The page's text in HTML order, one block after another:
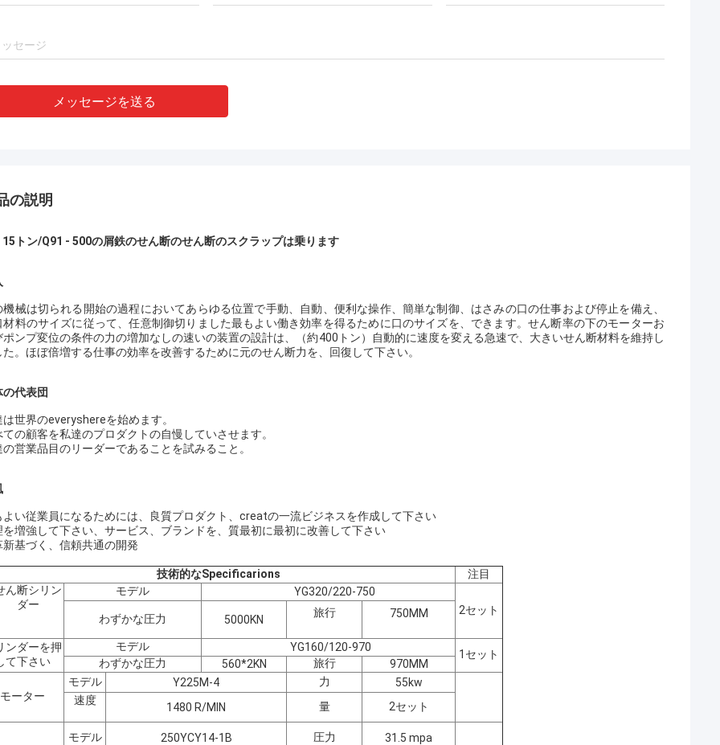
メッセージを送る
の説明
15トン/Q91 - 500の屑鉄のせん断のせん断のスクラップは乗ります
機械は切られる開始の過程においてあらゆる位置で手動、自動、便利な操作、簡単な制御、はさみの口の仕事および停止を備え、
材料のサイズに従って、任意制御切りました最もよい働き効率を得るために口のサイズを、できます。せん断率の下のモーターお
ポンプ変位の条件の力の増加なしの速いの装置の設計は、（約400トン）自動的に速度を変える急速で、大きいせん断材料を維持し
た。ほぼ倍増する仕事の効率を改善するために元のせん断力を、回復して下さい。
の代表団
は世界のeveryshereを始めます。
ての顧客を私達のプロダクトの自慢していさせます。
の営業品目のリーダーであることを試みること。
よい従業員になるためには、良質プロダクト、creatの一流ビジネスを作成して下さい
を増強して下さい、サービス、ブランドを、質最初に最初に改善して下さい
新基づく、信頼共通の開発
技術的なSpecificarions
注目
ん断シリン
ダー
モデル
YG320/220-750
2セット
わずかな圧力 5000KN
旅行 750MM
ンダーを押
て下さい
モデル YG160/120-970
1セット
わずかな圧力 560*2KN 旅行 970MM
モーター
モデル Y225M-4 力
55kw
速度
1480 R/MIN 量 2セット
モデル 250YCY14-1B 圧力
31.5 mpa